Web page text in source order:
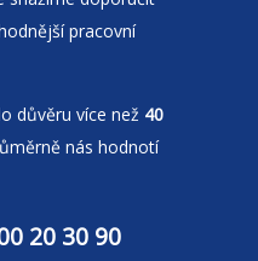
pracovní
důvěru více než 40
nás hodnotí
20 30 90